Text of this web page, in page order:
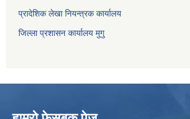
प्रादेशिक लेखा नियन्त्रक कार्यालय
जिल्ला प्रशासन कार्यालय मुगु